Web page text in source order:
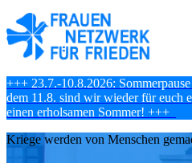
+++ 23.7.-10.8.2026:
dem 11.8. sind wir wieder für euch
einen erholsamen Sommer! +++
Kriege werden von Menschen